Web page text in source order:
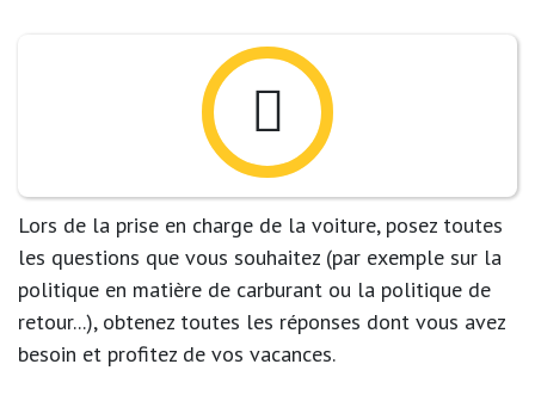
Lors de la prise en charge de la voiture, posez toutes
les questions que vous souhaitez (par exemple sur la
politique en matière de carburant ou la politique de
retour...), obtenez toutes les réponses dont vous avez
besoin et profitez de vos vacances.